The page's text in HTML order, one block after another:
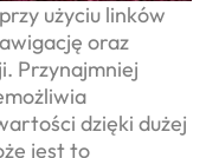
użyciu linków
oraz
Przynajmniej
dzięki dużej
jest to